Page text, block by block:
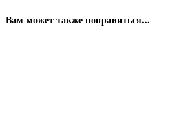
Вам может также понравиться...